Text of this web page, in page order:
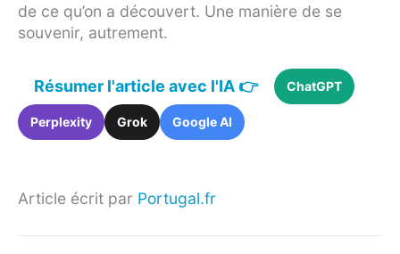
de ce qu’on a découvert. Une manière de se
souvenir, autrement.
Résumer l'article avec l'IA 👉 ChatGPT
Perplexity Grok Google AI
Article écrit par Portugal.fr